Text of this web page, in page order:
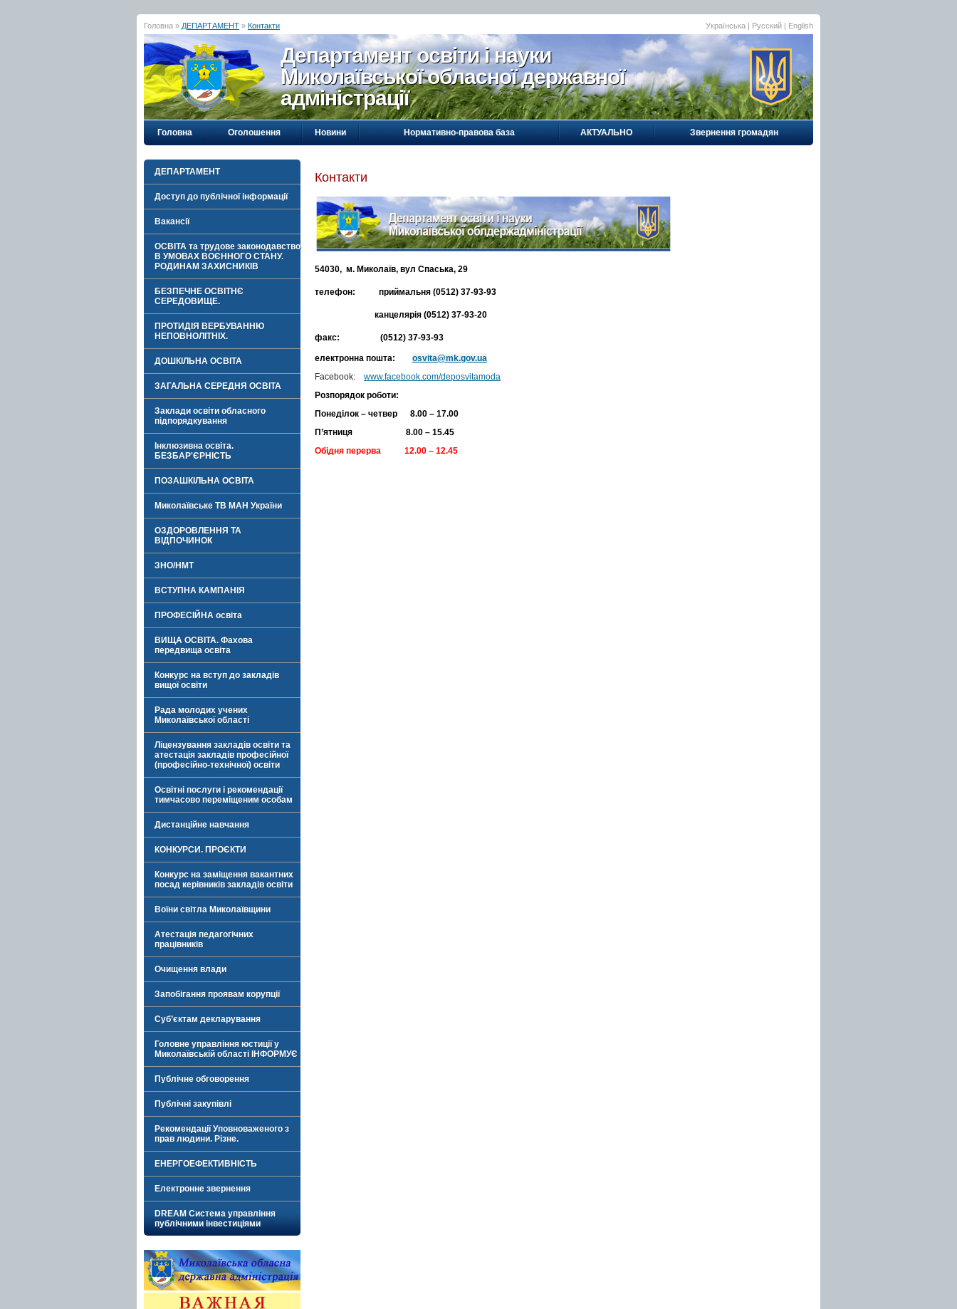
Головна » ДЕПАРТАМЕНТ » Контакти Українська | Русский | English
Департамент освіти і науки
Миколаївської обласної державної
адміністрації
Головна Оголошення Новини Нормативно-правова база АКТУАЛЬНО Звернення громадян
ДЕПАРТАМЕНТ
Доступ до публічної інформації
Вакансії
ОСВІТА та трудове законодавство
В УМОВАХ ВОЄННОГО СТАНУ.
РОДИНАМ ЗАХИСНИКІВ
БЕЗПЕЧНЕ ОСВІТНЄ
СЕРЕДОВИЩЕ.
ПРОТИДІЯ ВЕРБУВАННЮ
НЕПОВНОЛІТНІХ.
ДОШКІЛЬНА ОСВІТА
ЗАГАЛЬНА СЕРЕДНЯ ОСВІТА
Заклади освіти обласного
підпорядкування
Інклюзивна освіта.
БЕЗБАР'ЄРНІСТЬ
ПОЗАШКІЛЬНА ОСВІТА
Миколаївське ТВ МАН України
ОЗДОРОВЛЕННЯ ТА
ВІДПОЧИНОК
ЗНО/НМТ
ВСТУПНА КАМПАНІЯ
ПРОФЕСІЙНА освіта
ВИЩА ОСВІТА. Фахова
передвища освіта
Конкурс на вступ до закладів
вищої освіти
Рада молодих учених
Миколаївської області
Ліцензування закладів освіти та
атестація закладів професійної
(професійно-технічної) освіти
Освітні послуги і рекомендації
тимчасово переміщеним особам
Дистанційне навчання
КОНКУРСИ. ПРОЄКТИ
Конкурс на заміщення вакантних
посад керівників закладів освіти
Воїни світла Миколаївщини
Атестація педагогічних
працівників
Очищення влади
Запобігання проявам корупції
Суб’єктам декларування
Головне управління юстиції у
Миколаївській області ІНФОРМУЄ
Публічне обговорення
Публічні закупівлі
Рекомендації Уповноваженого з
прав людини. Різне.
ЕНЕРГОЕФЕКТИВНІСТЬ
Електронне звернення
DREAM Система управління
публічними інвестиціями
Контакти
54030, м. Миколаїв, вул Спаська, 29
телефон: приймальня (0512) 37-93-93
канцелярія (0512) 37-93-20
факс: (0512) 37-93-93
електронна пошта: osvita@mk.gov.ua
Facebook:
www.facebook.com/deposvitamoda
Розпорядок роботи:
Понеділок – четвер 8.00 – 17.00
П’ятниця 8.00 – 15.45
Обідня перерва 12.00 – 12.45